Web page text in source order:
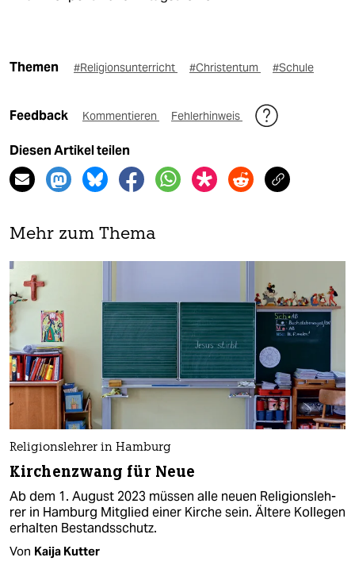
Themen #Religionsunterricht #Christentum #Schule
Feedback Kommentieren Fehlerhinweis
Diesen Artikel teilen
Mehr zum Thema
Re­li­gi­ons­leh­re­r in Hamburg
Kirchenzwang für Neue
Ab dem 1. August 2023 müssen alle neuen Re­li­gi­ons­leh­
re­r in Hamburg Mitglied einer Kirche sein. Ältere Kol­le­gen
erhalten Bestandsschutz.
Von Kaija Kutter